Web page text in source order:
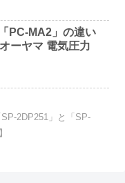
PC-MA2」の違い
ーヤマ 電気圧力
SP-2DP251」と「SP-